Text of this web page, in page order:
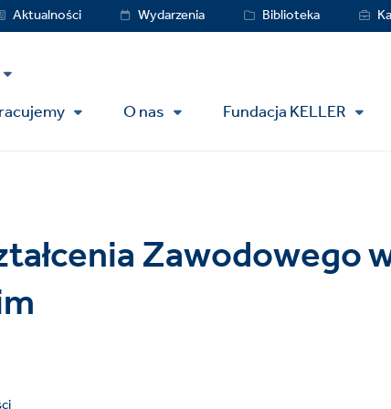
Aktualności Wydarzenia Biblioteka
O nas Fundacja KELLER
Zawodowego